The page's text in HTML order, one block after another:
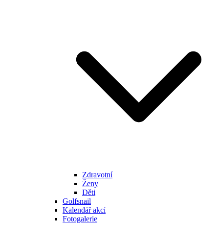
Zdravotní
Ženy
Děti
Golfsnail
Kalendář akcí
Fotogalerie